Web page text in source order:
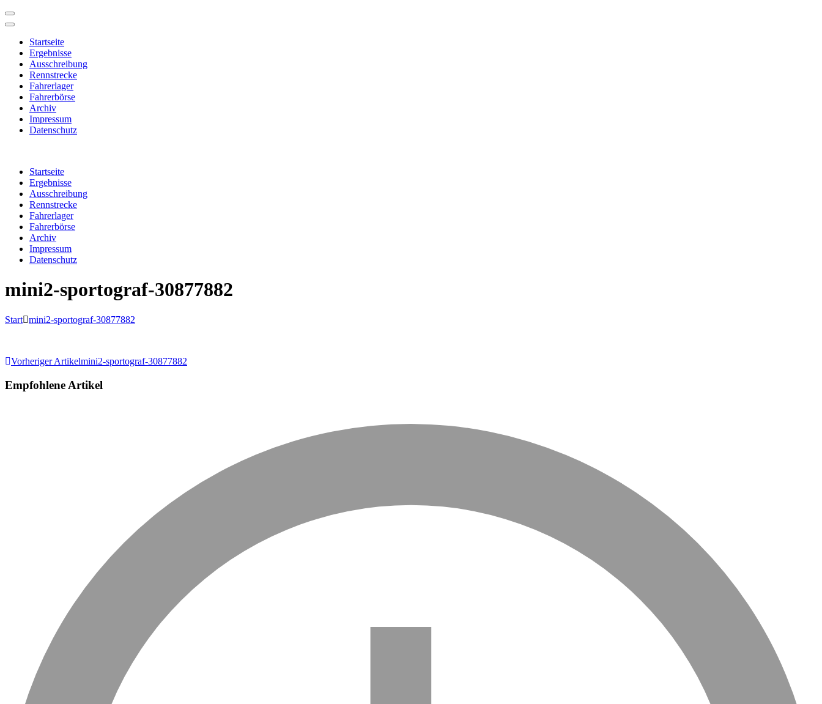
Startseite
Ergebnisse
Ausschreibung
Rennstrecke
Fahrerlager
Fahrerbörse
Archiv
Impressum
Datenschutz
springen
(Enter
drücken)
Startseite
Ergebnisse
Ausschreibung
Rennstrecke
Fahrerlager
Fahrerbörse
Archiv
Impressum
Datenschutz
mini2-sportograf-30877882
Start mini2-sportograf-30877882
Beitragsnavigation
Vorheriger Artikelmini2-sportograf-30877882
Empfohlene Artikel